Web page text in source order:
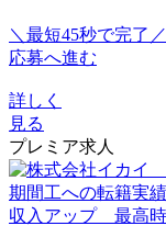
＼最短45秒で完了／
応募へ進む
詳しく
見る
プレミア求人